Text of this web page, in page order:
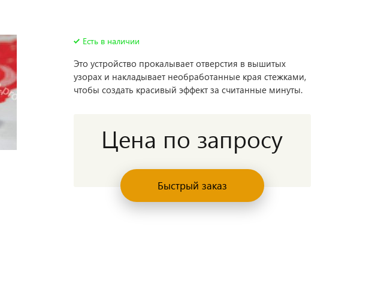
Есть в наличии
Это устройство прокалывает отверстия в вышитых
узорах и накладывает необработанные края стежками,
чтобы создать красивый эффект за считанные минуты.
Цена по запросу
Быстрый заказ